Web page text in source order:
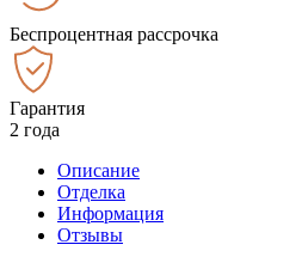
Беспроцентная рассрочка
Гарантия
2 года
Описание
Отделка
Информация
Отзывы